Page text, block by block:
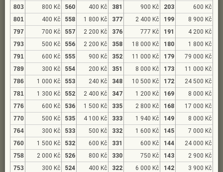
803
800 Kč 560 400 Kč 381 900 Kč 203
600 Kč
801
400 Kč 558 1 800 Kč 377 2 400 Kč 199
8 900 Kč
797
700 Kč 557 2 200 Kč 376 777 Kč 191
4 200 Kč
793
500 Kč 556 2 200 Kč 358 18 000 Kč 180
1 800 Kč
791
600 Kč 555 900 Kč 352 11 000 Kč 179
79 000 Kč
789
300 Kč 554 200 Kč 351 8 000 Kč 173
11 000 Kč
786
1 000 Kč 553 240 Kč 348 10 500 Kč 172
24 500 Kč
781
1 300 Kč 552 2 400 Kč 347 1 200 Kč 169
8 000 Kč
776
600 Kč 536 1 500 Kč 335 2 800 Kč 168
17 000 Kč
770
500 Kč 535 4 100 Kč 333 1 940 Kč 149
8 000 Kč
764
300 Kč 533 500 Kč 332 1 600 Kč 145
7 000 Kč
760
1 500 Kč 532 600 Kč 331 600 Kč 144
24 000 Kč
758
2 000 Kč 526 800 Kč 330 750 Kč 143
2 900 Kč
753
300 Kč 524 400 Kč 322 6 000 Kč 142
3 900 Kč